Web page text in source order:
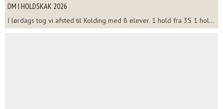
DM I HOLDSKAK 2026
I lørdags tog vi afsted til Kolding med 8 elever. 1 hold fra 3S 1 hol...